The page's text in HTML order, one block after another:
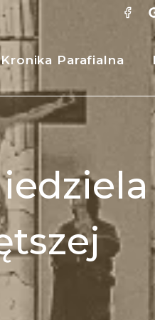
Kronika Parafialna